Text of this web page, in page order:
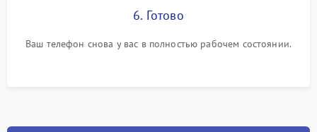
6. Готово
Ваш телефон снова у вас в полностью рабочем состоянии.